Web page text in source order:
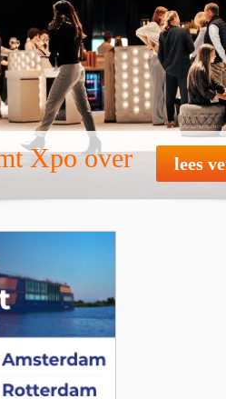
Xpo over lees